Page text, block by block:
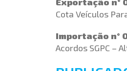
Cota Veículos
Importação n°
Acordos SGPC –